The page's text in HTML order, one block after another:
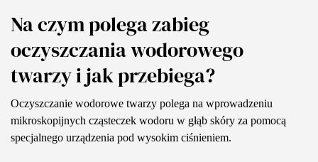
Na czym polega zabieg
oczyszczania wodorowego
twarzy i jak przebiega?
Oczyszczanie wodorowe twarzy polega na wprowadzeniu
mikroskopijnych cząsteczek wodoru w głąb skóry za pomocą
specjalnego urządzenia pod wysokim ciśnieniem.